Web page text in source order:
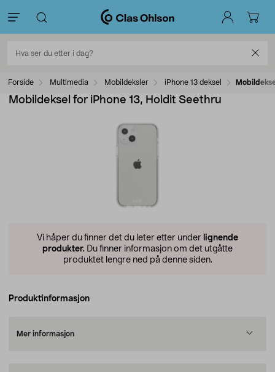
Forside Multimedia Mobildeksler iPhone 13 deksel
Mobildeksel for iPhone 13, Holdit Seethru
Vi håper du finner det du leter etter under lignende
produkter. Du finner informasjon om det utgåtte
produktet lengre ned på denne siden.
Produktinformasjon
Mer informasjon